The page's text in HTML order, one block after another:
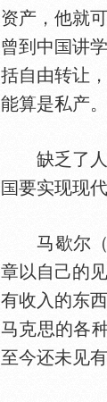
资产，他就
曾到中
讲
括自由转让
能算是私产。
缺乏了人
要实现现
马歇尔（
章以自己的
有收入的东
马克思的各
至今还未见有